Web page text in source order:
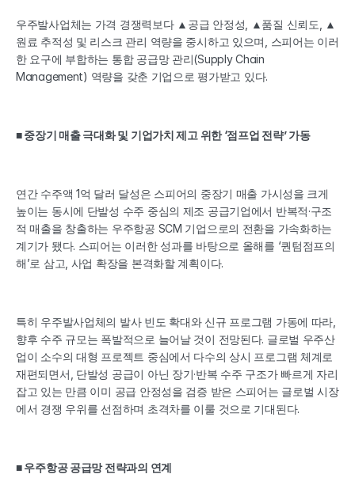
우주발사업체는 가격 경쟁력보다 ▲공급 안정성, ▲품질 신뢰도, ▲
원료 추적성 및 리스크 관리 역량을 중시하고 있으며, 스피어는 이러
한 요구에 부합하는 통합 공급망 관리(Supply Chain
Management) 역량을 갖춘 기업으로 평가받고 있다.
■ 중장기 매출 극대화 및 기업가치 제고 위한 ‘점프업 전략’ 가동
연간 수주액 1억 달러 달성은 스피어의 중장기 매출 가시성을 크게
높이는 동시에 단발성 수주 중심의 제조 공급기업에서 반복적·구조
적 매출을 창출하는 우주항공 SCM 기업으로의 전환을 가속화하는
계기가 됐다. 스피어는 이러한 성과를 바탕으로 올해를 ‘퀀텀점프의
해’로 삼고, 사업 확장을 본격화할 계획이다.
특히 우주발사업체의 발사 빈도 확대와 신규 프로그램 가동에 따라,
향후 수주 규모는 폭발적으로 늘어날 것이 전망된다. 글로벌 우주산
업이 소수의 대형 프로젝트 중심에서 다수의 상시 프로그램 체계로
재편되면서, 단발성 공급이 아닌 장기·반복 수주 구조가 빠르게 자리
잡고 있는 만큼 이미 공급 안정성을 검증 받은 스피어는 글로벌 시장
에서 경쟁 우위를 선점하며 초격차를 이룰 것으로 기대된다.
■ 우주항공 공급망 전략과의 연계